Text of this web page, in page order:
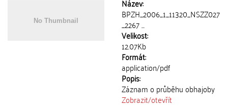
Název:
BPZH_2006_1_11320_NSZZ027
_2267 ...
Velikost:
12.07Kb
Formát:
application/pdf
Popis:
Záznam o průběhu obhajoby
Zobrazit/otevřít